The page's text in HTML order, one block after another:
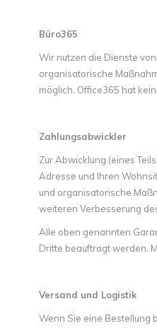
Büro365
Wir nutzen die Dienste
organisatorische
möglich. Office365 hat
Zahlungsabwickler
Zur Abwicklung (eines
Adresse und Ihren
und organisatorische
weiteren Verbesserung
Alle oben genannten
Dritte beauftragt werden.
Versand und Logistik
Wenn Sie eine Bestellung